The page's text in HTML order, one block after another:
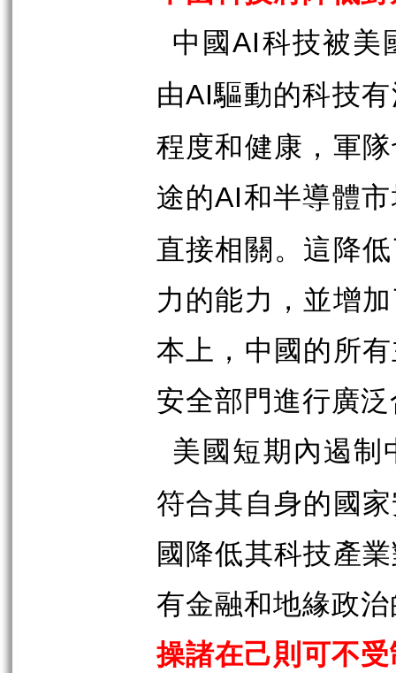
中國AI科技被美
由AI驅動的科技
程度和健康，軍
途的AI和半導體
直接相關。這降
力的能力，並增
本上，中國的所
安全部門進行廣
美國短期內遏制
符合其自身的國
國降低其科技產
有金融和地緣政
操諸在己則可不